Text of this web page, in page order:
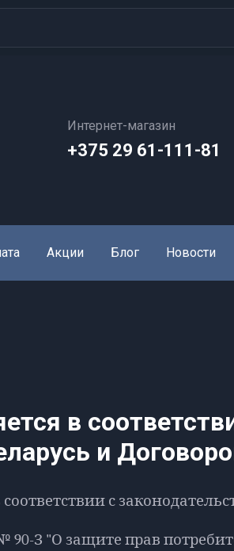
Интернет-магазин
+375 29 61-111-81
Акции Блог Новости
в
и
с
90-З "О защите прав